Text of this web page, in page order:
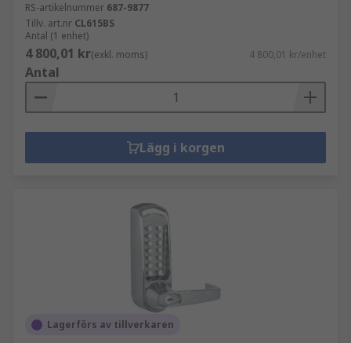
RS-artikelnummer 687-9877
Tillv. art.nr CL615BS
Antal (1 enhet)
4 800,01 kr(exkl. moms) 4 800,01 kr/enhet
Antal
Lägg i korgen
Lagerförs av tillverkaren